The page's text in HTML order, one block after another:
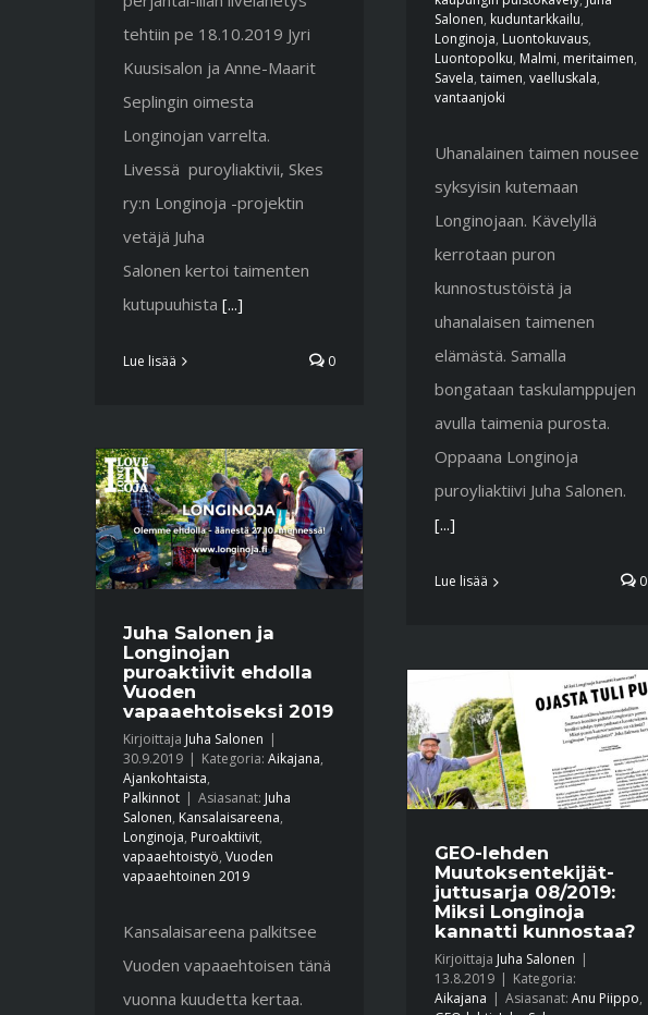
tehtiin pe 18.10.2019 Jyri
Kuusisalon ja Anne-Maarit
Seplingin oimesta
Longinojan varrelta.
Livessä puroyliaktivii, Skes
ry:n Longinoja -projektin
vetäjä Juha
Salonen kertoi taimenten
kutupuuhista [...]
Lue lisää 0
Salonen, kuduntarkkailu,
Longinoja, Luontokuvaus,
Luontopolku, Malmi, meritaimen,
Savela, taimen, vaelluskala,
vantaanjoki
Uhanalainen taimen nousee
syksyisin kutemaan
Longinojaan. Kävelyllä
kerrotaan puron
kunnostustöistä ja
uhanalaisen taimenen
elämästä. Samalla
bongataan taskulamppujen
avulla taimenia purosta.
Oppaana Longinoja
puroyliaktiivi Juha Salonen.
[...]
Lue lisää 0
Juha Salonen ja
Longinojan
puroaktiivit ehdolla
Vuoden
vapaaehtoiseksi 2019
Kirjoittaja Juha Salonen |
30.9.2019 | Kategoria: Aikajana,
Ajankohtaista,
Palkinnot | Asiasanat: Juha
Salonen, Kansalaisareena,
Longinoja, Puroaktiivit,
vapaaehtoistyö, Vuoden
vapaaehtoinen 2019
Kansalaisareena palkitsee
Vuoden vapaaehtoisen tänä
vuonna kuudetta kertaa.
GEO-lehden
Muutoksentekijät-
juttusarja 08/2019:
Miksi Longinoja
kannatti kunnostaa?
Kirjoittaja Juha Salonen |
13.8.2019 | Kategoria:
Aikajana | Asiasanat: Anu Piippo,